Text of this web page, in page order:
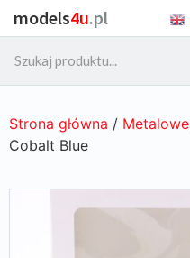
models4u.pl
Strona główna / Metalowe
Cobalt Blue